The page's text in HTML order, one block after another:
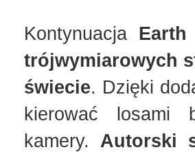
Kontynuacja Earth
trójwymiarowych
świecie. Dzięki
kierować losami
kamery.Autorski